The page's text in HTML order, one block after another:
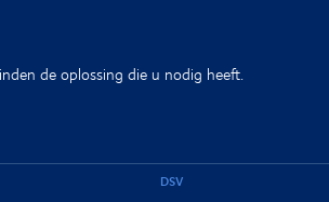
de oplossing die u nodig heeft.
DSV